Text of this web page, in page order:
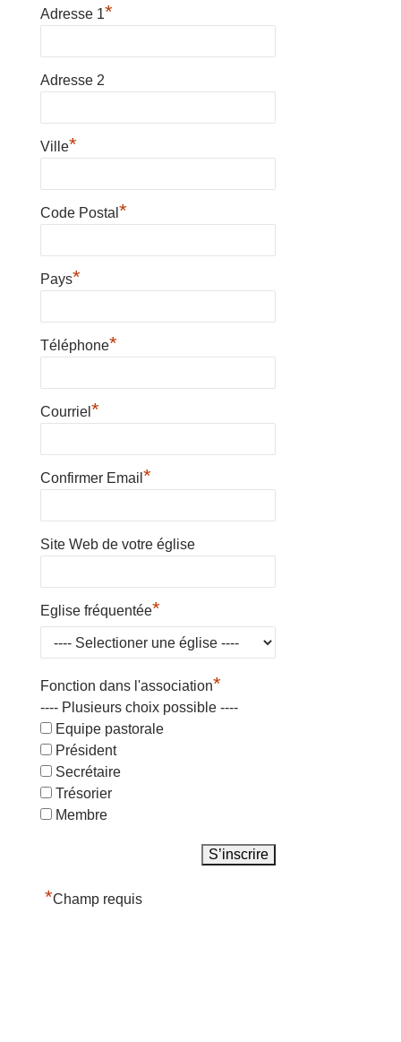
Adresse 1*
Adresse 2
Ville*
Code Postal *
Pays*
Téléphone*
Courriel *
Confirmer Email *
Site Web de votre église
Eglise fréquentée*
Fonction dans l'association*
---- Plusieurs choix possible ----
Equipe pastorale
Président
Secrétaire
Trésorier
Membre
*Champ requis